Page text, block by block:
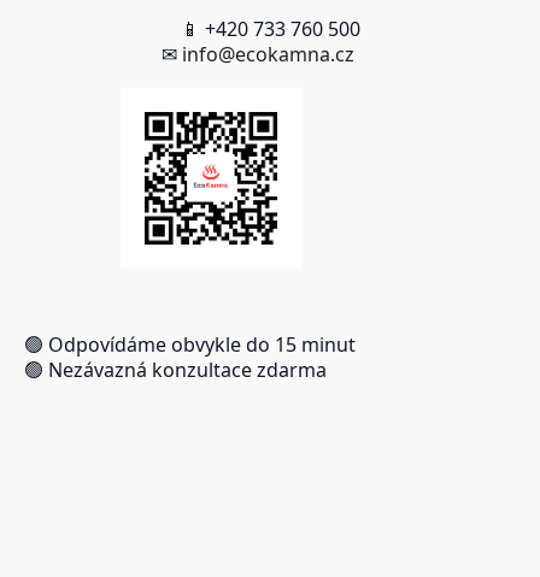
📱 +420 733 760 500
✉ info@ecokamna.cz
🟢 Odpovídáme obvykle do 15 minut
🟢 Nezávazná konzultace zdarma